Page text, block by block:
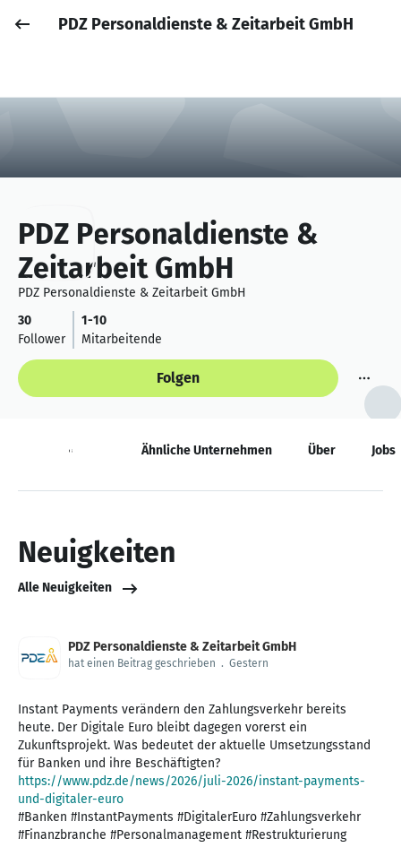
Anmelden
Job posten
PDZ Personaldienste & Zeitarbeit GmbH
PDZ Personaldienste &
Zeitarbeit GmbH
PDZ Personaldienste & Zeitarbeit GmbH
30
Follower
1-10
Mitarbeitende
Folgen
Neuigkeiten Ähnliche Unternehmen Über Jobs
Neuigkeiten
Alle Neuigkeiten
PDZ Personaldienste & Zeitarbeit GmbH
hat einen Beitrag geschrieben . Gestern
Instant Payments verändern den Zahlungsverkehr bereits
heute. Der Digitale Euro bleibt dagegen vorerst ein
Zukunftsprojekt. Was bedeutet der aktuelle Umsetzungsstand
https://www.pdz.de/news/2026/juli-2026/instant-payments-
und-digitaler-euro
#Banken #InstantPayments #DigitalerEuro #Zahlungsverkehr
#Finanzbranche #Personalmanagement #Restrukturierung